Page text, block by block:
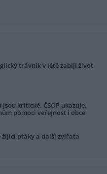
trávník v létě zabíjí život
kritické. ČSOP ukazuje,
pomoci veřejnost i obce
žijící ptáky a další zvířata